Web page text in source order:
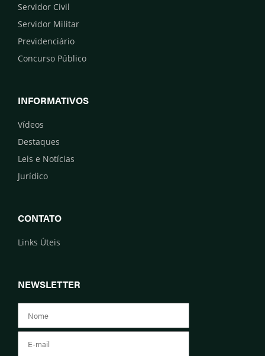
Servidor Civil
Servidor Militar
Previdenciário
Concurso Público
INFORMATIVOS
Vídeos
Destaques
Leis e Notícias
Jurídico
CONTATO
Links Úteis
NEWSLETTER